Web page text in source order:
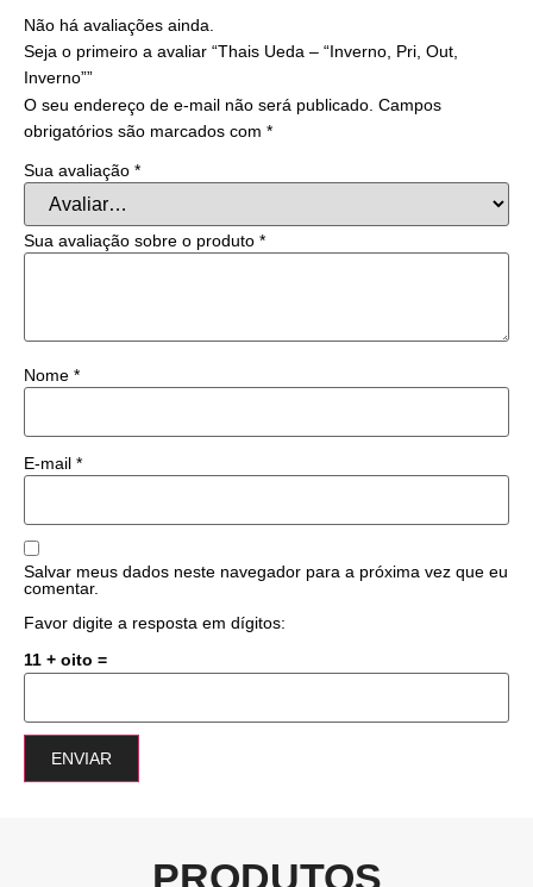
Não há avaliações ainda.
Seja o primeiro a avaliar “Thais Ueda – “Inverno, Pri, Out,
Inverno””
O seu endereço de e-mail não será publicado. Campos
obrigatórios são marcados com *
Sua avaliação *
Sua avaliação sobre o produto *
Nome *
E-mail *
Salvar meus dados neste navegador para a próxima vez que eu
comentar.
Favor digite a resposta em dígitos:
11 + oito =
PRODUTOS